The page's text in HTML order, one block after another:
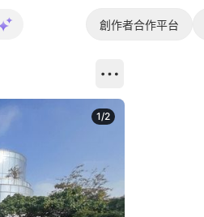
創作者合作平台
1/2